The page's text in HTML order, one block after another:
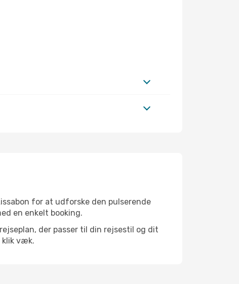
for at udforske den pulserende
en enkelt booking.
der passer til din rejsestil og dit
klik væk.